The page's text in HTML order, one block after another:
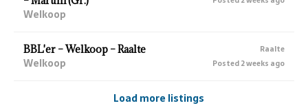
Welkoop
BBL'er – Welkoop – Raalte
Welkoop
Raalte
Posted 2 weeks ago
Load more listings